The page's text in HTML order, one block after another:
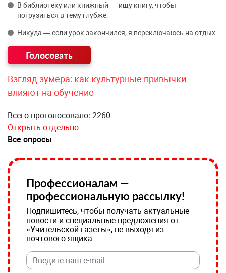
В библиотеку или книжный — ищу книгу, чтобы
погрузиться в тему глубже.
Никуда — если урок закончился, я переключаюсь на отдых.
Взгляд зумера: как культурные привычки
влияют на обучение
Всего проголосовало: 2260
Открыть отдельно
Все опросы
Профессионалам —
профессиональную рассылку!
Подпишитесь, чтобы получать актуальные
новости и специальные предложения от
«Учительской газеты», не выходя из
почтового ящика